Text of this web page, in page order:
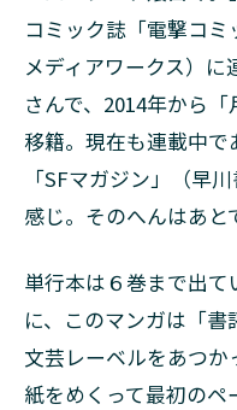
コミック誌「電撃コ
メディアワークス）
さんで、2014年から
移籍。現在も連載中
「SFマガジン」（早
感じ。そのへんはあと
単行本は６巻まで出
に、このマンガは「
文芸レーベルをあつ
紙をめくって最初のペ